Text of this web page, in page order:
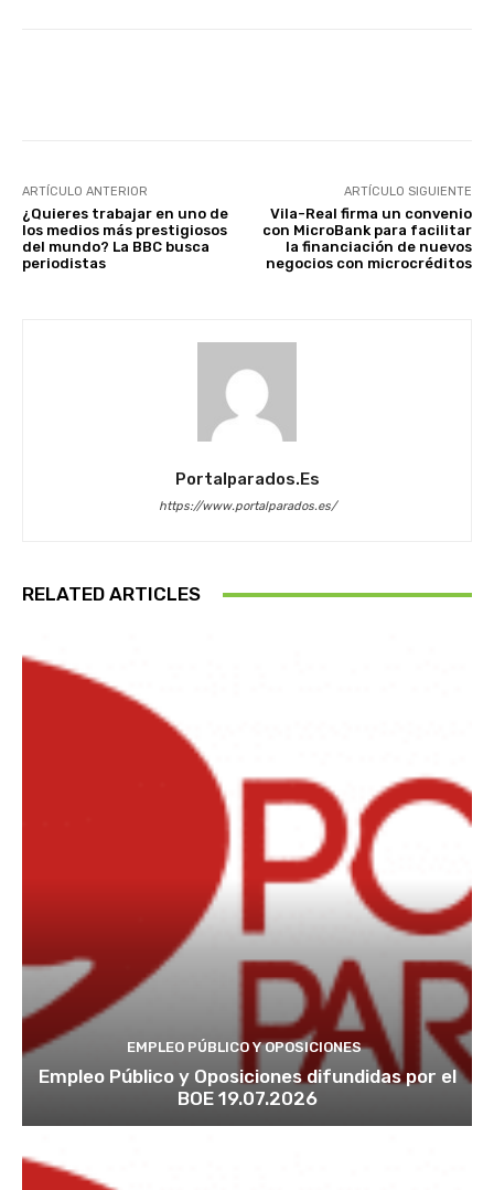
ARTÍCULO ANTERIOR
¿Quieres trabajar en uno de
los medios más prestigiosos
del mundo? La BBC busca
periodistas
ARTÍCULO SIGUIENTE
Vila-Real firma un convenio
con MicroBank para facilitar
la financiación de nuevos
negocios con microcréditos
Portalparados.es
https://www.portalparados.es/
RELATED ARTICLES
EMPLEO PÚBLICO Y OPOSICIONES
Empleo Público y Oposiciones difundidas por el
BOE 19.07.2026